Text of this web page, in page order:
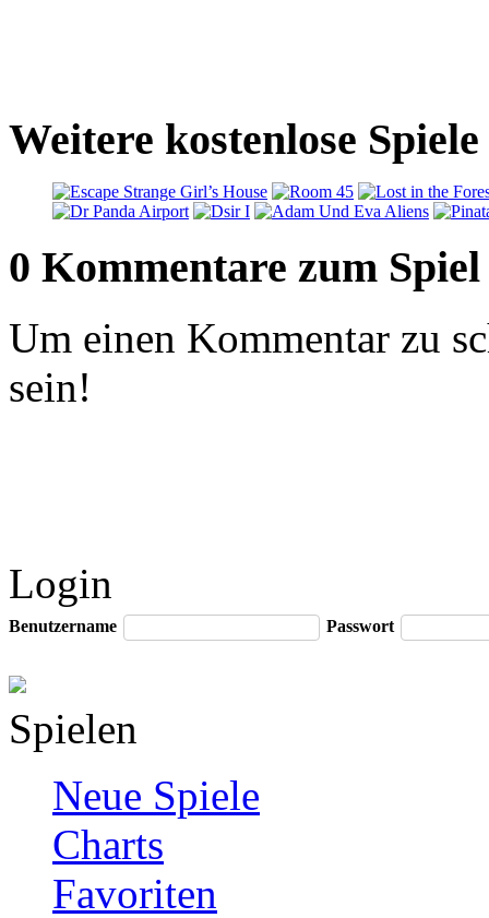
Weitere kostenlose
0 Kommentare zum Spiel
Um einen Kommentar zu
sein!
Login
Benutzername Passwort
Spielen
Neue Spiele
Charts
Favoriten